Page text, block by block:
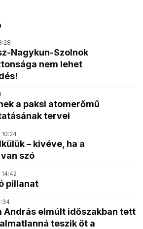
Nagykun-Szolnok
nem lehet
a paksi atomerőmű
tervei
– kivéve, ha a
szó
pillanat
András elmúlt időszakban tett
teszik őt a